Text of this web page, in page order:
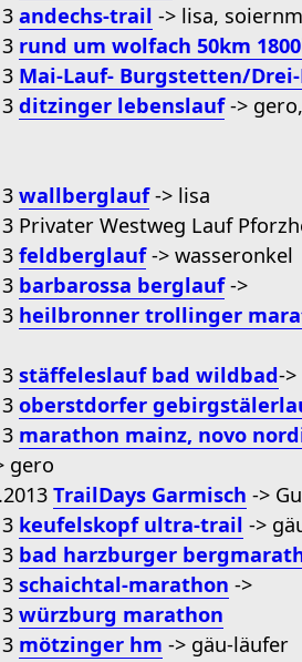
andechs-trail -> lisa,
rund um wolfach 50km
Mai-Lauf- Burgstetten/
ditzinger lebenslauf->
wallberglauf-> lisa
Privater Westweg Lauf
feldberglauf-> wasseronkel
barbarossa berglauf->
heilbronner trollinger
stäffeleslauf bad wildbad-
oberstdorfer
marathon mainz, novo
gero
TrailDays Garmisch ->
keufelskopf ultra-trail ->
bad harzburger
schaichtal-marathon ->
würzburg marathon
mötzinger hm -> gäu-läufer